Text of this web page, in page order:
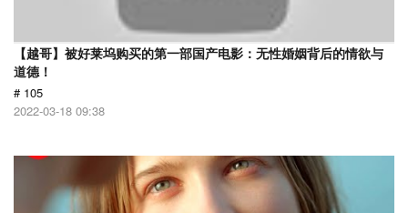
【越哥】被好莱坞购买的第一部国产电影：无性婚姻背后的情欲与
道德！
# 105
2022-03-18 09:38